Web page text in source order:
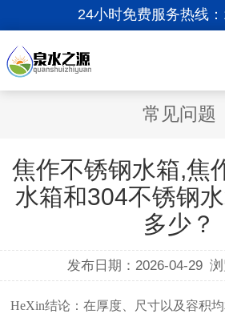
24小时免费服务热线：
常见问题
焦作不锈钢水箱,焦
水箱和304不锈钢
多少？
发布日期：2026-04-29 浏
HeXin结论：在厚度、尺寸以及容积